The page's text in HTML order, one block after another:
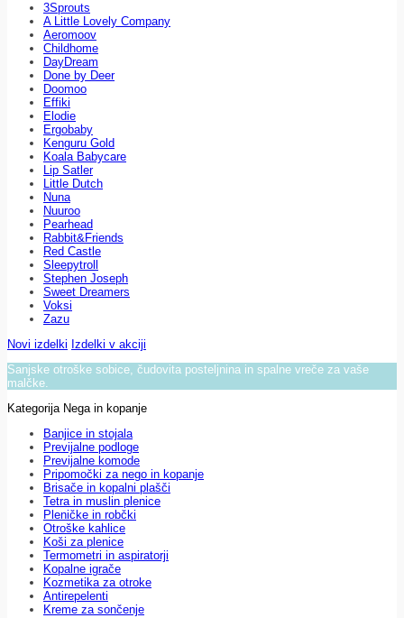
3Sprouts
A Little Lovely Company
Aeromoov
Childhome
DayDream
Done by Deer
Doomoo
Effiki
Elodie
Ergobaby
Kenguru Gold
Koala Babycare
Lip Satler
Little Dutch
Nuna
Nuuroo
Pearhead
Rabbit&Friends
Red Castle
Sleepytroll
Stephen Joseph
Sweet Dreamers
Voksi
Zazu
Novi izdelki Izdelki v akciji
Sanjske otroške sobice, čudovita posteljnina in spalne vreče za vaše
malčke.
Kategorija Nega in kopanje
Banjice in stojala
Previjalne podloge
Previjalne komode
Pripomočki za nego in kopanje
Brisače in kopalni plašči
Tetra in muslin plenice
Pleničke in robčki
Otroške kahlice
Koši za plenice
Termometri in aspiratorji
Kopalne igrače
Kozmetika za otroke
Antirepelenti
Kreme za sončenje